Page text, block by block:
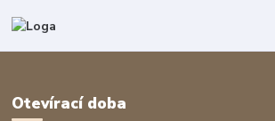
Otevírací doba